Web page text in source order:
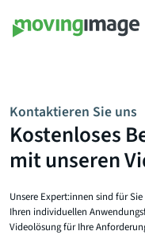
Kontaktieren Sie uns
Kostenloses
mit unseren
Unsere Expert:innen sind für
Ihren individuellen
Videolösung für Ihre